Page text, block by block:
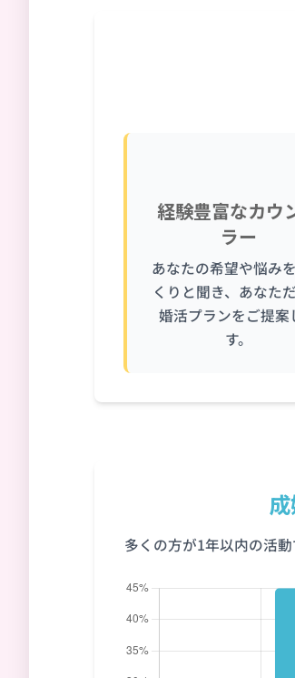
経験豊富なカウ
ラー
あなたの希望や悩み
くりと聞き、あなた
婚活プランをご提案
す。
多くの方が1年以内の活